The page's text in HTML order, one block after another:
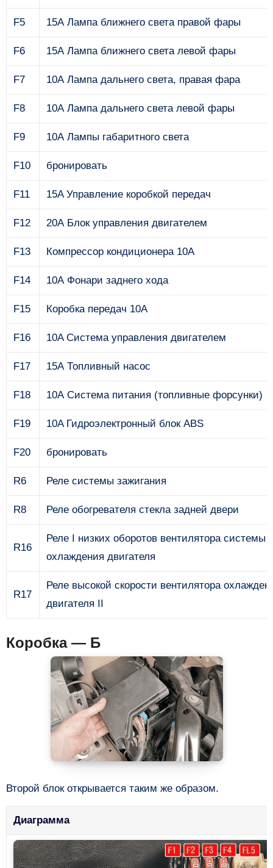
F5 15А Лампа ближнего света правой фары
F6 15А Лампа ближнего света левой фары
F7 10А Лампа дальнего света, правая фара
F8 10А Лампа дальнего света левой фары
F9 10А Лампы габаритного света
F10 бронировать
F11 15A Управление коробкой передач
F12 20А Блок управления двигателем
F13 Компрессор кондиционера 10А
F14 10А Фонари заднего хода
F15 Коробка передач 10А
F16 10A Система управления двигателем
F17 15А Топливный насос
F18 10А Система питания (топливные форсунки)
F19 10A Гидроэлектронный блок ABS
F20 бронировать
R6 Реле системы зажигания
R8 Реле обогревателя стекла задней двери
R16
Реле I низких оборотов вентилятора системы
охлаждения двигателя
R17
Реле высокой скорости вентилятора
двигателя II
Коробка — Б
Второй блок открывается таким же образом.
Диаграмма